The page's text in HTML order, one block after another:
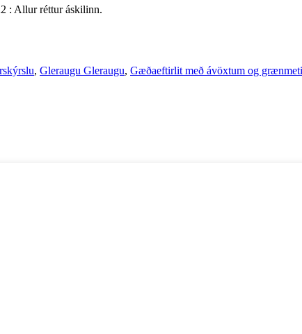
: Allur réttur áskilinn.
, Gleraugu Gleraugu, Gæðaeftirlit með ávöxtum og grænmeti